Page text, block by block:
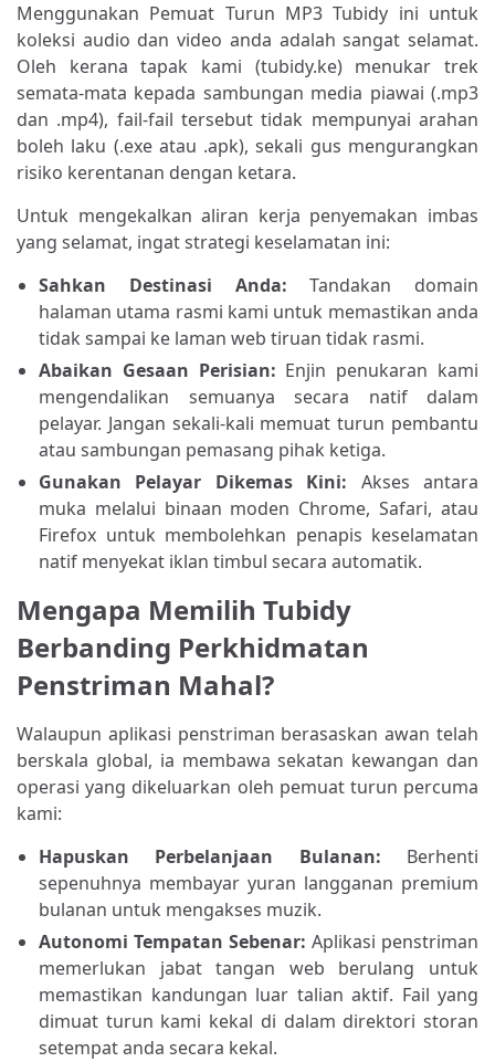
Menggunakan Pemuat Turun MP3 Tubidy ini untuk
koleksi audio dan video anda adalah sangat selamat.
Oleh kerana tapak kami (tubidy.ke) menukar trek
semata-mata kepada sambungan media piawai (.mp3
dan .mp4), fail-fail tersebut tidak mempunyai arahan
boleh laku (.exe atau .apk), sekali gus mengurangkan
risiko kerentanan dengan ketara.
Untuk mengekalkan aliran kerja penyemakan imbas
yang selamat, ingat strategi keselamatan ini:
Sahkan Destinasi Anda: Tandakan domain
halaman utama rasmi kami untuk memastikan anda
tidak sampai ke laman web tiruan tidak rasmi.
Abaikan Gesaan Perisian: Enjin penukaran kami
mengendalikan semuanya secara natif dalam
pelayar. Jangan sekali-kali memuat turun pembantu
atau sambungan pemasang pihak ketiga.
Gunakan Pelayar Dikemas Kini: Akses antara
muka melalui binaan moden Chrome, Safari, atau
Firefox untuk membolehkan penapis keselamatan
natif menyekat iklan timbul secara automatik.
Mengapa Memilih Tubidy
Berbanding Perkhidmatan
Penstriman Mahal?
Walaupun aplikasi penstriman berasaskan awan telah
berskala global, ia membawa sekatan kewangan dan
operasi yang dikeluarkan oleh pemuat turun percuma
kami:
Hapuskan Perbelanjaan Bulanan: Berhenti
sepenuhnya membayar yuran langganan premium
bulanan untuk mengakses muzik.
Autonomi Tempatan Sebenar: Aplikasi penstriman
memerlukan jabat tangan web berulang untuk
memastikan kandungan luar talian aktif. Fail yang
dimuat turun kami kekal di dalam direktori storan
setempat anda secara kekal.